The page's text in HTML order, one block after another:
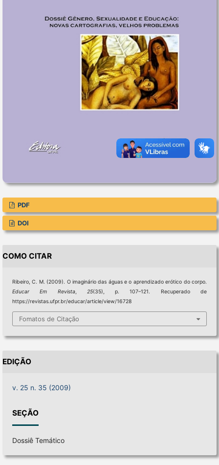
PDF
DOI
COMO CITAR
Ribeiro, C. M. (2009). O imaginário das águas e o aprendizado erótico do corpo.
Educar Em Revista, 25(35), p. 107–121. Recuperado de
https://revistas.ufpr.br/educar/article/view/16728
Fomatos de Citação
EDIÇÃO
v. 25 n. 35 (2009)
SEÇÃO
Dossiê Temático